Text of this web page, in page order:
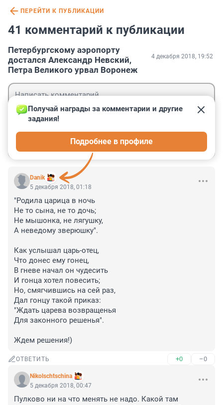
ПЕРЕЙТИ К ПУБЛИКАЦИИ
41 комментарий к публикации
Петербургскому аэропорту
достался Александр Невский,
Петра Великого урвал Воронеж
4 декабря 2018, 19:52
Danik
Получай награды за комментарии и другие
задания!
Подробнее в профиле
5 декабря 2018, 01:18
"Родила царица в ночь
Не то сына, не то дочь;
Не мышонка, не лягушку,
А неведому зверюшку".
Как услышал царь-отец,
Что донес ему гонец,
В гневе начал он чудесить
И гонца хотел повесить;
Но, смягчившись на сей раз,
Дал гонцу такой приказ:
"Ждать царева возвращенья
Для законного решенья".
Ждем решения!)
ОТВЕТИТЬ +0 –0
Nikolschtschina
5 декабря 2018, 00:47
Пулково ни на что менять не надо. Какой там